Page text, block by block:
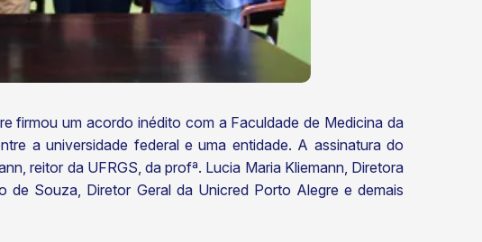
firmou um acordo inédito com a Faculdade de Medicina da
a universidade federal e uma entidade. A assinatura do
reitor da UFRGS, da profª. Lucia Maria Kliemann, Diretora
Souza, Diretor Geral da Unicred Porto Alegre e demais